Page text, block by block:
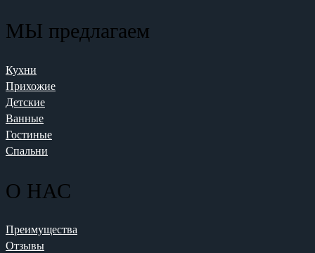
МЫ предлагаем
Кухни
Прихожие
Детские
Ванные
Гостиные
Спальни
О НАС
Преимущества
Отзывы